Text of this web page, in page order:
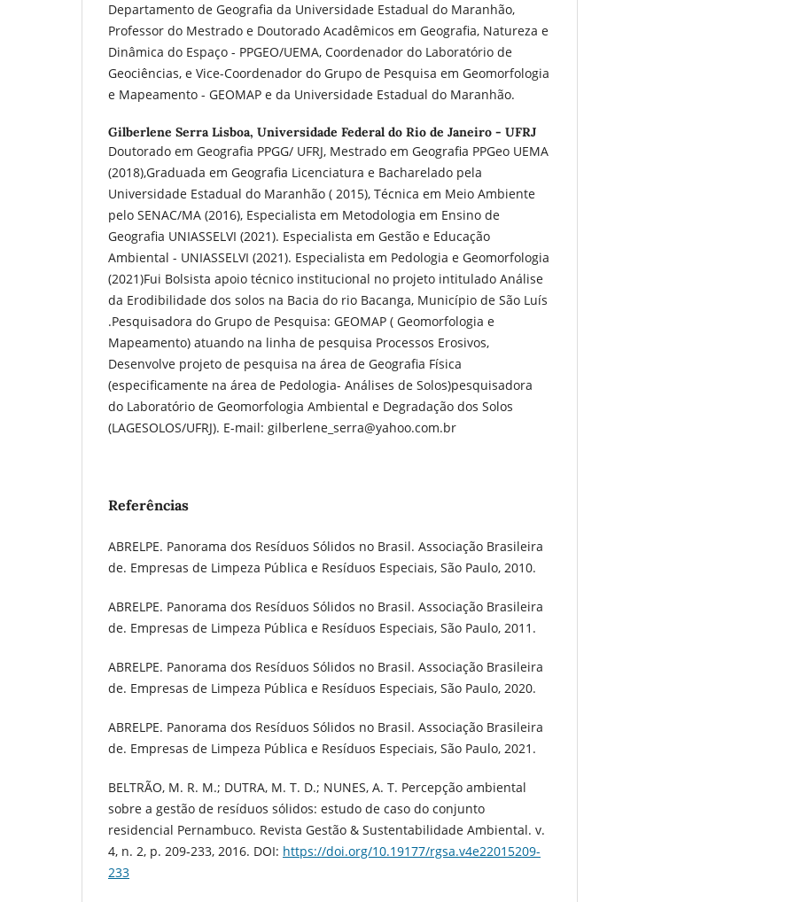
Departamento de Geografia da Universidade Estadual do Maranhão,
Professor do Mestrado e Doutorado Acadêmicos em Geografia, Natureza e
Dinâmica do Espaço - PPGEO/UEMA, Coordenador do Laboratório de
Geociências, e Vice-Coordenador do Grupo de Pesquisa em Geomorfologia
e Mapeamento - GEOMAP e da Universidade Estadual do Maranhão.
Gilberlene Serra Lisboa, Universidade Federal do Rio de Janeiro - UFRJ
Doutorado em Geografia PPGG/ UFRJ, Mestrado em Geografia PPGeo UEMA
(2018),Graduada em Geografia Licenciatura e Bacharelado pela
Universidade Estadual do Maranhão ( 2015), Técnica em Meio Ambiente
pelo SENAC/MA (2016), Especialista em Metodologia em Ensino de
Geografia UNIASSELVI (2021). Especialista em Gestão e Educação
Ambiental - UNIASSELVI (2021). Especialista em Pedologia e Geomorfologia
(2021)Fui Bolsista apoio técnico institucional no projeto intitulado Análise
da Erodibilidade dos solos na Bacia do rio Bacanga, Município de São Luís
.Pesquisadora do Grupo de Pesquisa: GEOMAP ( Geomorfologia e
Mapeamento) atuando na linha de pesquisa Processos Erosivos,
Desenvolve projeto de pesquisa na área de Geografia Física
(especificamente na área de Pedologia- Análises de Solos)pesquisadora
do Laboratório de Geomorfologia Ambiental e Degradação dos Solos
(LAGESOLOS/UFRJ). E-mail: gilberlene_serra@yahoo.com.br
Referências
ABRELPE. Panorama dos Resíduos Sólidos no Brasil. Associação Brasileira
de. Empresas de Limpeza Pública e Resíduos Especiais, São Paulo, 2010.
ABRELPE. Panorama dos Resíduos Sólidos no Brasil. Associação Brasileira
de. Empresas de Limpeza Pública e Resíduos Especiais, São Paulo, 2011.
ABRELPE. Panorama dos Resíduos Sólidos no Brasil. Associação Brasileira
de. Empresas de Limpeza Pública e Resíduos Especiais, São Paulo, 2020.
ABRELPE. Panorama dos Resíduos Sólidos no Brasil. Associação Brasileira
de. Empresas de Limpeza Pública e Resíduos Especiais, São Paulo, 2021.
BELTRÃO, M. R. M.; DUTRA, M. T. D.; NUNES, A. T. Percepção ambiental
sobre a gestão de resíduos sólidos: estudo de caso do conjunto
residencial Pernambuco. Revista Gestão & Sustentabilidade Ambiental. v.
4, n. 2, p. 209‐233, 2016. DOI: https://doi.org/10.19177/rgsa.v4e22015209-
233